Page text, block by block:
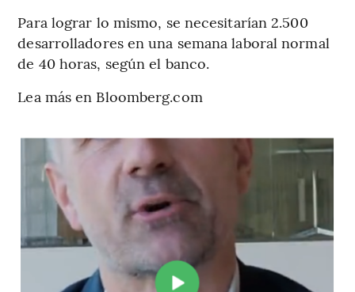
Para lograr lo mismo, se necesitarían 2.500
desarrolladores en una semana laboral normal
de 40 horas, según el banco.
Lea más en Bloomberg.com